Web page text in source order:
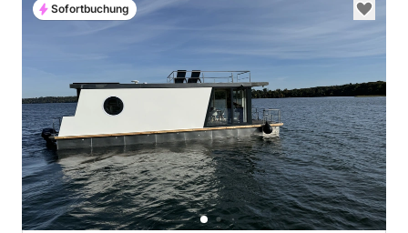
Sofortbuchung